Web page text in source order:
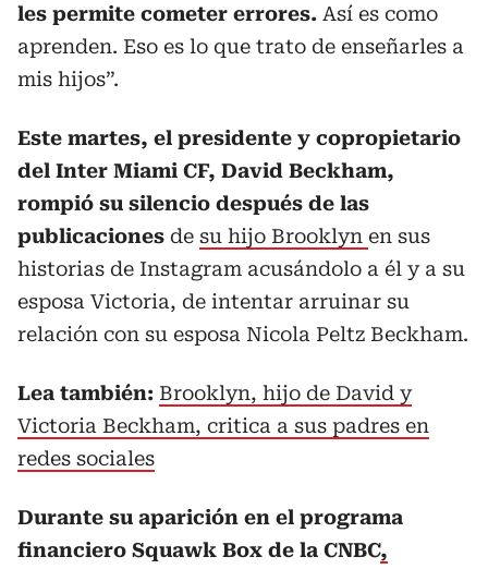
les permite cometer errores. Así es como
aprenden. Eso es lo que trato de enseñarles a
mis hijos”.
Este martes, el presidente y copropietario
del Inter Miami CF, David Beckham,
rompió su silencio después de las
publicaciones de su hijo Brooklyn en sus
historias de Instagram acusándolo a él y a su
esposa Victoria, de intentar arruinar su
relación con su esposa Nicola Peltz Beckham.
Lea también: Brooklyn, hijo de David y
Victoria Beckham, critica a sus padres en
redes sociales
Durante su aparición en el programa
financiero Squawk Box de la CNBC,